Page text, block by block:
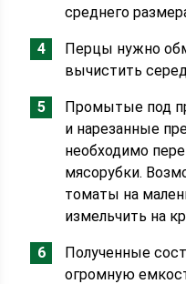
среднего
Перцы нужно
вычистить
Промытые под
и нарезанные
необходимо
мясорубки.
томаты на
измельчить на
Полученные
огромную